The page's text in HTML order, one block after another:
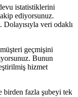
istatistiklerini
ediyorsunuz.
veri odaklı
geçmişini
Bunun
hizmet
birden fazla şubeyi tek